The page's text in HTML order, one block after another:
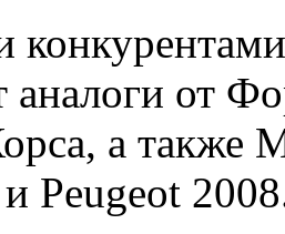
аналоги от
а также
Peugeot